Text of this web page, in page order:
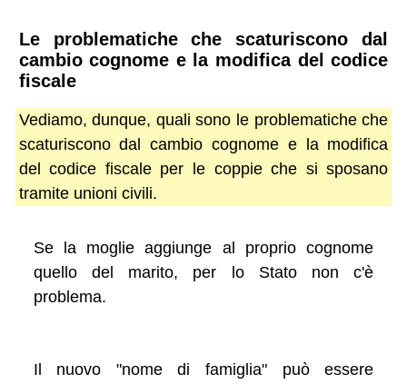
Le problematiche che scaturiscono dal
cambio cognome e la modifica del codice
fiscale
Vediamo, dunque, quali sono le problematiche che
scaturiscono dal cambio cognome e la modifica
del codice fiscale per le coppie che si sposano
tramite unioni civili.
Se la moglie aggiunge al proprio cognome
quello del marito, per lo Stato non c'è
problema.
Il nuovo "nome di famiglia" può essere